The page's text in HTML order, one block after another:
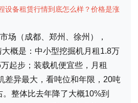
设备租赁行情到底怎么样？价格是涨
场（成都、郑州、徐州），
概是：中小型挖掘机月租1.8万
起步；装载机便宜些，月租
差异最大，看吨位和年限，20吨
整体比去年降了大概10%到